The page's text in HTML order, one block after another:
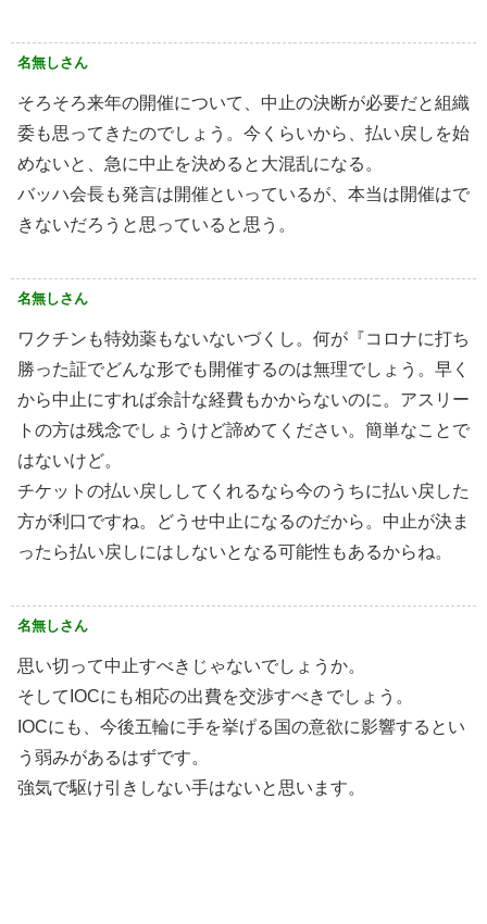
名無しさん
そろそろ来年の開催について、中止の決断が必要だと組織
委も思ってきたのでしょう。今くらいから、払い戻しを始
めないと、急に中止を決めると大混乱になる。
バッハ会長も発言は開催といっているが、本当は開催はで
きないだろうと思っていると思う。
名無しさん
ワクチンも特効薬もないないづくし。何が『コロナに打ち
勝った証でどんな形でも開催するのは無理でしょう。早く
から中止にすれば余計な経費もかからないのに。アスリー
トの方は残念でしょうけど諦めてください。簡単なことで
はないけど。
チケットの払い戻ししてくれるなら今のうちに払い戻した
方が利口ですね。どうせ中止になるのだから。中止が決ま
ったら払い戻しにはしないとなる可能性もあるからね。
名無しさん
思い切って中止すべきじゃないでしょうか。
そしてIOCにも相応の出費を交渉すべきでしょう。
IOCにも、今後五輪に手を挙げる国の意欲に影響するとい
う弱みがあるはずです。
強気で駆け引きしない手はないと思います。